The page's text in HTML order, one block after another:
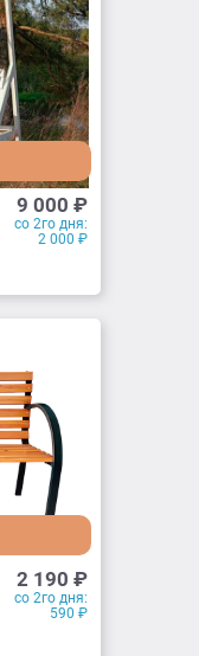
9 000 ₽
со 2го дня:
2 000 ₽
2 190 ₽
со 2го дня:
590 ₽